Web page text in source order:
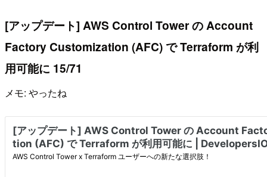
[アップデート] AWS Control Tower の Account
Factory Customization (AFC) で Terraform が利
用可能に 15/71
メモ: やったね